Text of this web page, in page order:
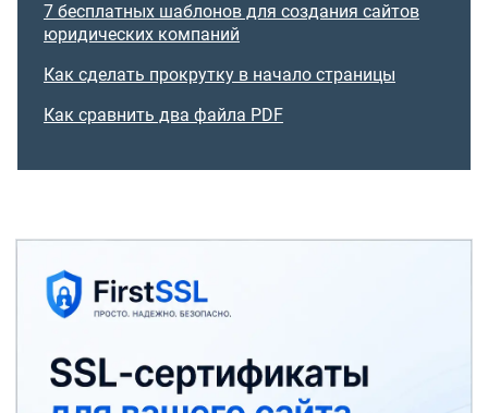
7 бесплатных шаблонов для создания сайтов
юридических компаний
Как сделать прокрутку в начало страницы
Как сравнить два файла PDF